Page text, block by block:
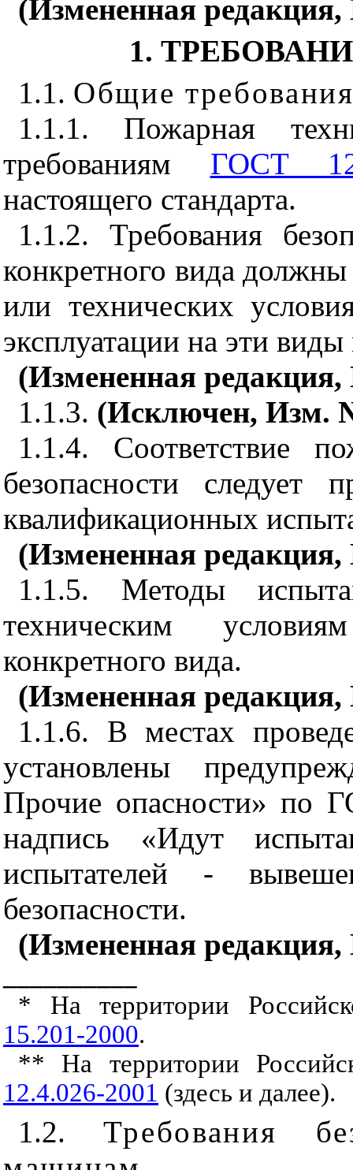
(Измененная
1.
1.1. Общие
1.1.1. Пожарная
требованиям ГОСТ
настоящего стандарта.
1.1.2. Требования
конкретного вида
или технических
эксплуатации на эти
(Измененная
1.1.3. (Исключен, Изм.
1.1.4. Соответствие
безопасности
квалификационных
(Измененная
1.1.5. Методы
техническим
конкретного вида.
(Измененная
1.1.6. В местах
установлены
Прочие опасности» по
надпись «Идут
испытателей -
безопасности.
(Измененная
* На территории
15.201-2000.
** На территории
12.4.026-2001 (здесь и далее).
1.2. Требования